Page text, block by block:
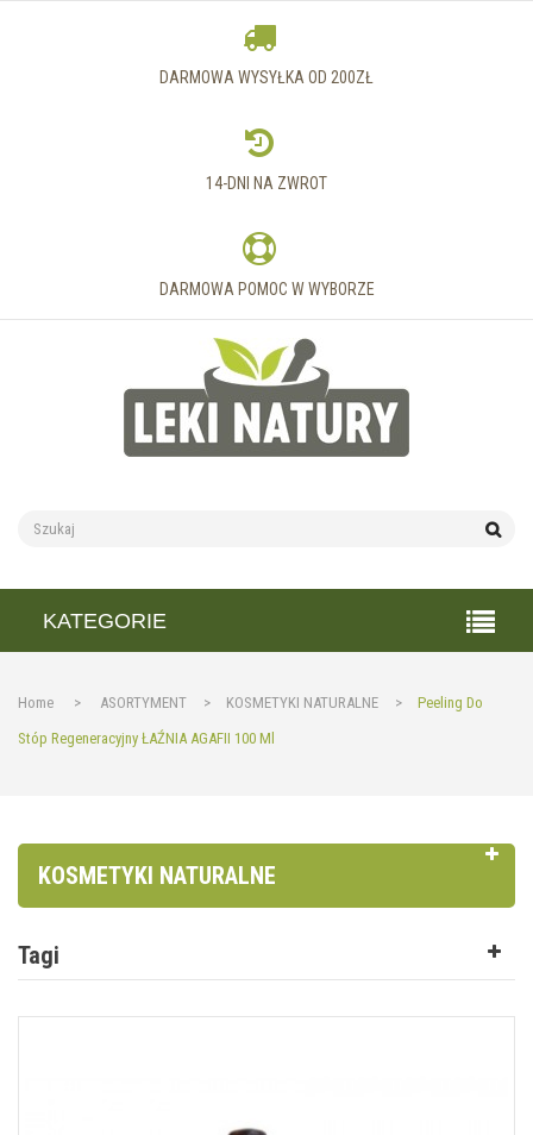
DARMOWA WYSYŁKA OD 200ZŁ
14-DNI NA ZWROT
DARMOWA POMOC W WYBORZE
KATEGORIE
Home > ASORTYMENT > KOSMETYKI NATURALNE >
Peeling Do
Stóp Regeneracyjny ŁAŹNIA AGAFII 100 Ml
KOSMETYKI NATURALNE
Tagi